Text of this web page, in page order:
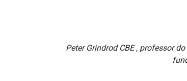
Peter Grindrod CBE , professor